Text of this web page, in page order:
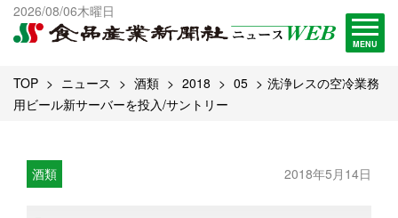
2026/08/06木曜日
MENU
出版物一覧へ
試読・購読申し込み
TOP ニュース 酒類 2018 05
洗浄レスの空冷業務
用ビール新サーバーを投入/サントリー
酒類 2018年5月14日